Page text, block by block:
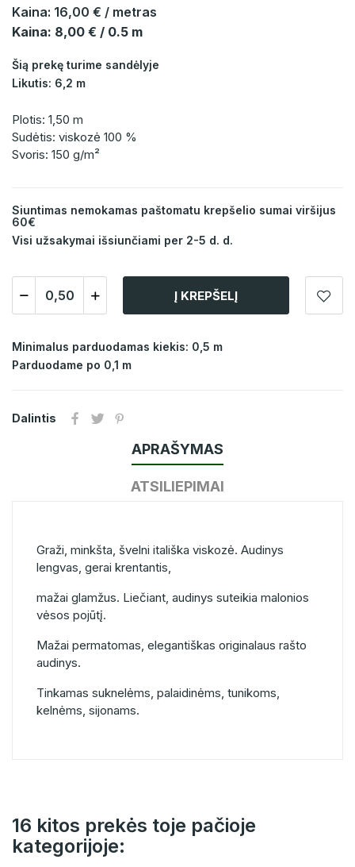
Kaina: 16,00 € / metras
Kaina: 8,00 € / 0.5 m
Šią prekę turime sandėlyje
Likutis: 6,2 m
Plotis: 1,50 m
Sudėtis: viskozė 100 %
Svoris: 150 g/m²
Siuntimas nemokamas paštomatu krepšelio sumai viršijus
60€
Visi užsakymai išsiunčiami per 2-5 d. d.
Į KREPŠELĮ
Minimalus parduodamas kiekis: 0,5 m
Parduodame po 0,1 m
Dalintis
APRAŠYMAS
ATSILIEPIMAI
Graži, minkšta, švelni itališka viskozė. Audinys
lengvas, gerai krentantis,
mažai glamžus. Liečiant, audinys suteikia malonios
vėsos pojūtį.
Mažai permatomas, elegantiškas originalaus rašto
audinys.
Tinkamas suknelėms, palaidinėms, tunikoms,
kelnėms, sijonams.
16 kitos prekės toje pačioje
kategorijoje: